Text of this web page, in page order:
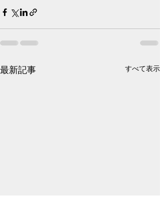
最新記事 すべて表示